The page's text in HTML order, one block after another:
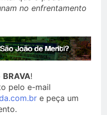
no enfrentamento
BRAVA!
pelo e-mail
e peça um